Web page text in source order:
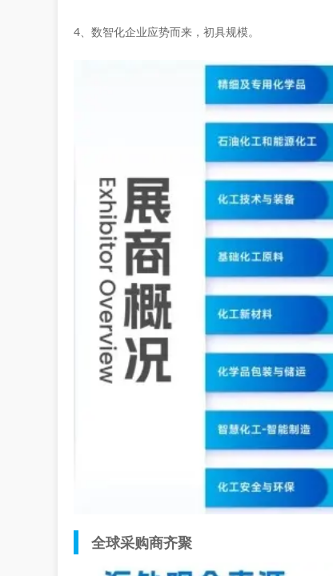
4、数智化企业应势而来，初具规模。
全球采购商齐聚